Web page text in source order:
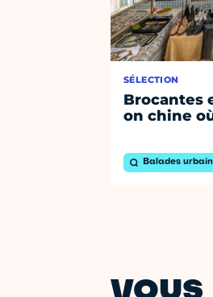
SÉLECTION
Brocantes
on chine
Balades